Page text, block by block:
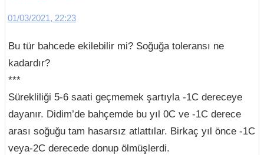
01/03/2021, 22:23
Bu tür bahcede ekilebilir mi? Soğuğa toleransı ne
kadardır?
***
Sürekliliği 5-6 saati geçmemek şartıyla -1C dereceye
dayanır. Didim’de bahçemde bu yıl 0C ve -1C derece
arası soğuğu tam hasarsız atlattılar. Birkaç yıl önce -1C
veya-2C derecede donup ölmüşlerdi.